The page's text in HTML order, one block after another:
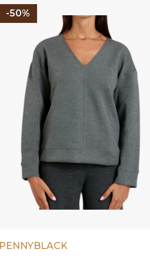
-50%
PENNYBLACK